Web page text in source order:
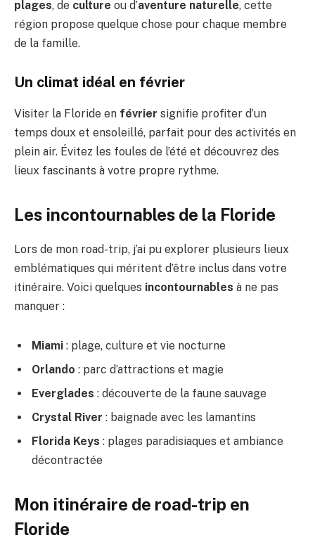
plages, de culture ou d’aventure naturelle, cette
région propose quelque chose pour chaque membre
de la famille.
Un climat idéal en février
Visiter la Floride en février signifie profiter d’un
temps doux et ensoleillé, parfait pour des activités en
plein air. Évitez les foules de l’été et découvrez des
lieux fascinants à votre propre rythme.
Les incontournables de la Floride
Lors de mon road-trip, j’ai pu explorer plusieurs lieux
emblématiques qui méritent d’être inclus dans votre
itinéraire. Voici quelques incontournables à ne pas
manquer :
Miami : plage, culture et vie nocturne
Orlando : parc d’attractions et magie
Everglades : découverte de la faune sauvage
Crystal River : baignade avec les lamantins
Florida Keys : plages paradisiaques et ambiance
décontractée
Mon itinéraire de road-trip en
Floride